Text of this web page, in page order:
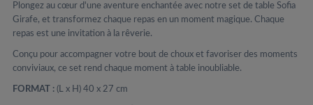
Plongez au cœur d'une aventure enchantée avec notre set de table Sofia
Girafe, et transformez chaque repas en un moment magique. Chaque
repas est une invitation à la rêverie.
Conçu pour accompagner votre bout de choux et favoriser des moments
conviviaux, ce set rend chaque moment à table inoubliable.
FORMAT : (L x H) 40 x 27 cm